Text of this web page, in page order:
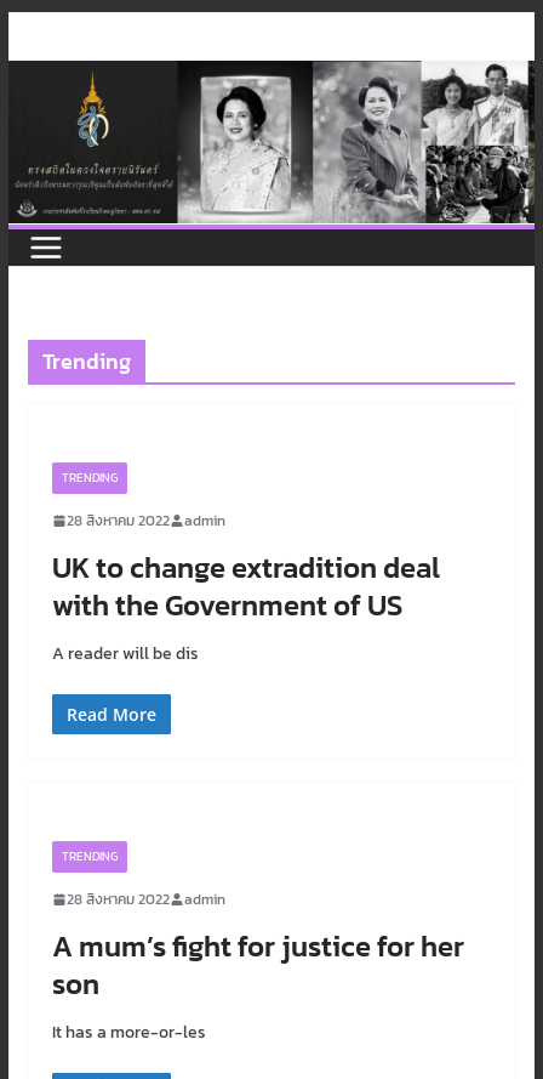
to
Trending
TRENDING
28 สิงหาคม 2022 admin
UK to change extradition deal
with the Government of US
A reader will be dis
Read More
TRENDING
28 สิงหาคม 2022 admin
A mum’s fight for justice for her
son
It has a more-or-les